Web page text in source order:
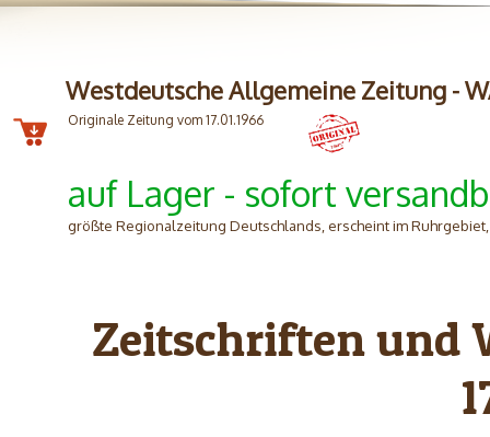
Westdeutsche Allgemeine Zeitung -
Originale Zeitung vom 17.01.1966
auf Lager - sofort
größte Regionalzeitung Deutschlands, erscheint im
Zeitschriften und